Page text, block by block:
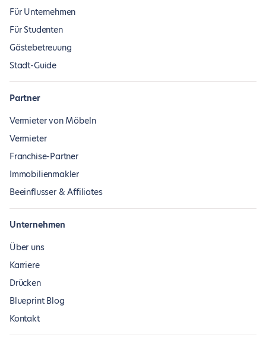
Für Unternehmen
Für Studenten
Gästebetreuung
Stadt-Guide
Partner
Vermieter von Möbeln
Vermieter
Franchise-Partner
Immobilienmakler
Beeinflusser & Affiliates
Unternehmen
Über uns
Karriere
Drücken
Blueprint Blog
Kontakt